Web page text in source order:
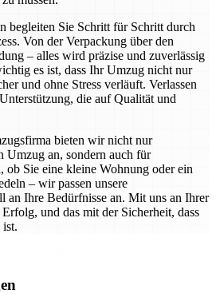
begleiten Sie Schritt für Schritt durch
Von der Verpackung über den
– alles wird präzise und zuverlässig
es ist, dass Ihr Umzug nicht nur
und ohne Stress verläuft. Verlassen
die auf Qualität und
bieten wir nicht nur
Umzug an, sondern auch für
ob Sie eine kleine Wohnung oder ein
– wir passen unsere
an Ihre Bedürfnisse an. Mit uns an Ihrer
und das mit der Sicherheit, dass
ist.